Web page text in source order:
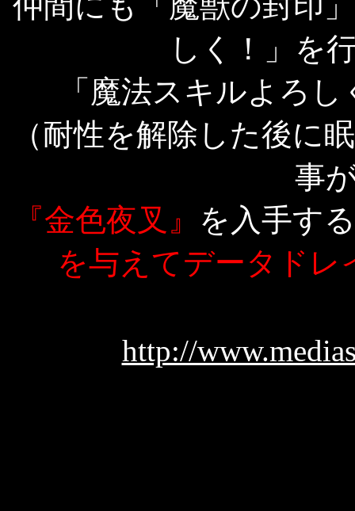
しく！」を
「魔法スキルよろ
（耐性を解除した後に
事
『金色夜叉』
を入手す
を与えてデータドレ
http://